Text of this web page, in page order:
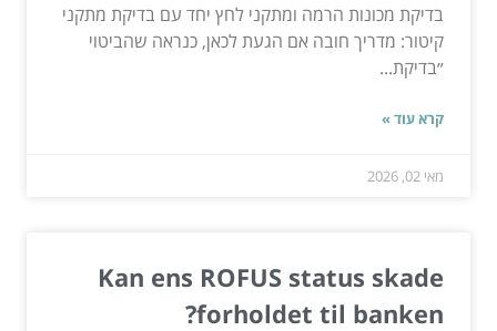
בדיקת מכונות הרמה ומתקני לחץ יחד עם בדיקת מתקני
קיטור: מדריך חובה אם הגעת לכאן, כנראה שהביטוי
״בדיקת...
קרא עוד »
מאי 02, 2026
Kan ens ROFUS status skade
forholdet til banken?